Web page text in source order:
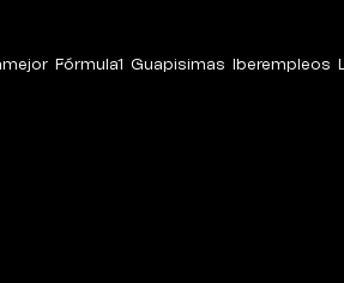
Fórmula1 Guapisimas Iberempleos